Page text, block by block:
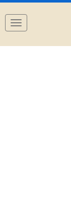
Navigation